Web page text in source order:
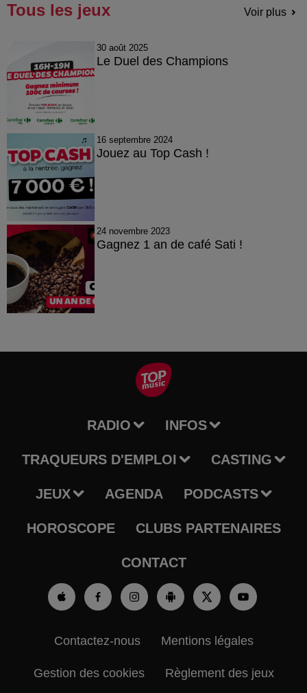
Tous les jeux Voir plus
30 août 2025
Le Duel des Champions
16 septembre 2024
Jouez au Top Cash !
24 novembre 2023
Gagnez 1 an de café Sati !
RADIO INFOS
TRAQUEURS D'EMPLOI CASTING
JEUX AGENDA PODCASTS
HOROSCOPE CLUBS PARTENAIRES
CONTACT
Contactez-nous Mentions légales
Gestion des cookies Règlement des jeux